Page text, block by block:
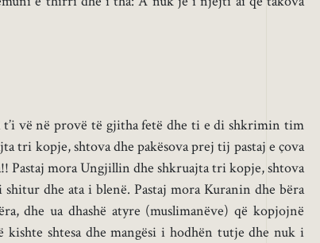
t’i vë në provë të gjitha fetë dhe ti e di shkrimin tim
tri kopje, shtova dhe pakësova prej tij pastaj e çova
Pastaj mora Ungjillin dhe shkruajta tri kopje, shtova
shitur dhe ata i blenë. Pastaj mora Kuranin dhe bëra
dhe ua dhashë atyre (muslimanëve) që kopjojnë
shtesa dhe mangësi i hodhën tutje dhe nuk i